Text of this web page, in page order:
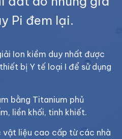
Pi đem lại.
Ion kiềm duy nhất được
bị Y tế loại I để sử dụng
bằng Titanium phủ
liền khối, tinh khiết.
vật liệu cao cấp từ các nhà